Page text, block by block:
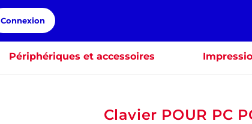
Connexion
Périphériques et accessoires
Clavier POUR PC